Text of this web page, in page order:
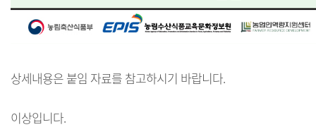
상세내용은 붙임 자료를 참고하시기 바랍니다.
이상입니다.